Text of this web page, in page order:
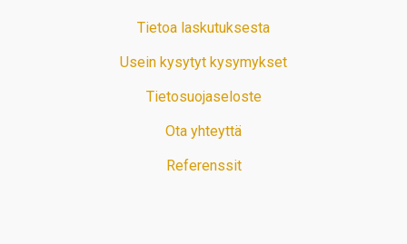
Tietoa laskutuksesta
Usein kysytyt kysymykset
Tietosuojaseloste
Ota yhteyttä
Referenssit